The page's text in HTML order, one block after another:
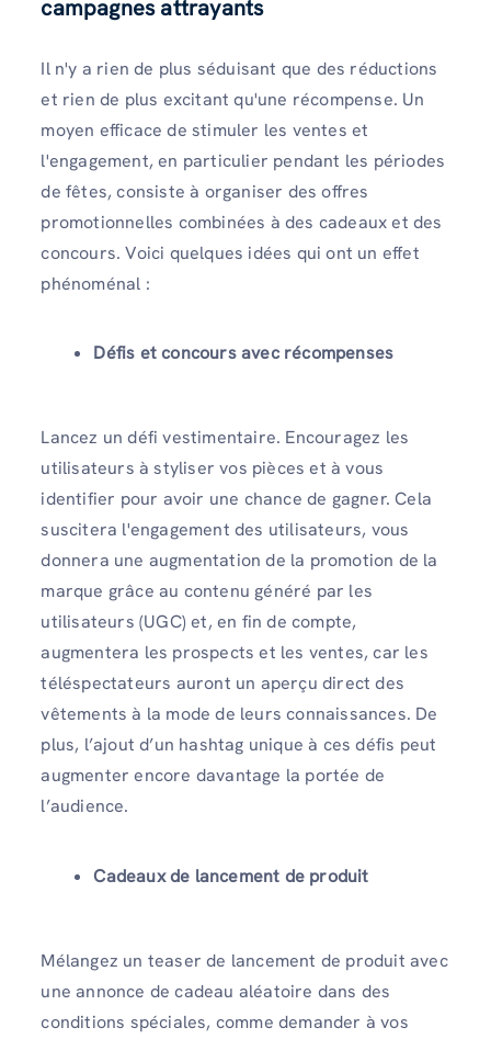
campagnes attrayants
Il n'y a rien de plus séduisant que des réductions
et rien de plus excitant qu'une récompense. Un
moyen efficace de stimuler les ventes et
l'engagement, en particulier pendant les périodes
de fêtes, consiste à organiser des offres
promotionnelles combinées à des cadeaux et des
concours. Voici quelques idées qui ont un effet
phénoménal :
Défis et concours avec récompenses
Lancez un défi vestimentaire. Encouragez les
utilisateurs à styliser vos pièces et à vous
identifier pour avoir une chance de gagner. Cela
suscitera l'engagement des utilisateurs, vous
donnera une augmentation de la promotion de la
marque grâce au contenu généré par les
utilisateurs (UGC) et, en fin de compte,
augmentera les prospects et les ventes, car les
téléspectateurs auront un aperçu direct des
vêtements à la mode de leurs connaissances. De
plus, l’ajout d’un hashtag unique à ces défis peut
augmenter encore davantage la portée de
l’audience.
Cadeaux de lancement de produit
Mélangez un teaser de lancement de produit avec
une annonce de cadeau aléatoire dans des
conditions spéciales, comme demander à vos